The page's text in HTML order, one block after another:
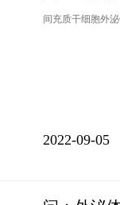
间充质干细胞外
2022-09-05